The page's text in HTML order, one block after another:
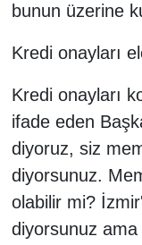
bunun üzerine
Kredi onayları
Kredi onayları
ifade eden
diyoruz, siz
diyorsunuz.
olabilir mi?
diyorsunuz ama